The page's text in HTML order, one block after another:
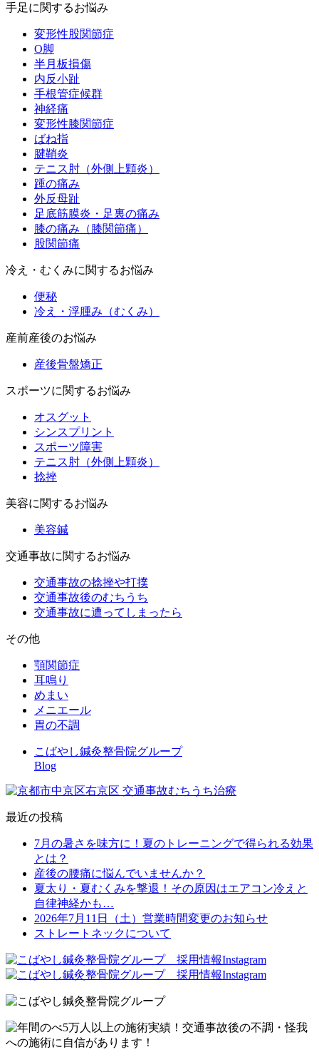
手足に関するお悩み
変形性股関節症
O脚
半月板損傷
内反小趾
手根管症候群
神経痛
変形性膝関節症
ばね指
腱鞘炎
テニス肘（外側上顆炎）
踵の痛み
外反母趾
足底筋膜炎・足裏の痛み
膝の痛み（膝関節痛）
股関節痛
冷え・むくみに関するお悩み
便秘
冷え・浮腫み（むくみ）
産前産後のお悩み
産後骨盤矯正
スポーツに関するお悩み
オスグット
シンスプリント
スポーツ障害
テニス肘（外側上顆炎）
捻挫
美容に関するお悩み
美容鍼
交通事故に関するお悩み
交通事故の捻挫や打撲
交通事故後のむちうち
交通事故に遭ってしまったら
その他
顎関節症
耳鳴り
めまい
メニエール
胃の不調
こばやし鍼灸整骨院グループ
Blog
最近の投稿
7月の暑さを味方に！夏のトレーニングで得られる効果
とは？
産後の腰痛に悩んでいませんか？
夏太り・夏むくみを撃退！その原因はエアコン冷えと
自律神経かも…
2026年7月11日（土）営業時間変更のお知らせ
ストレートネックについて